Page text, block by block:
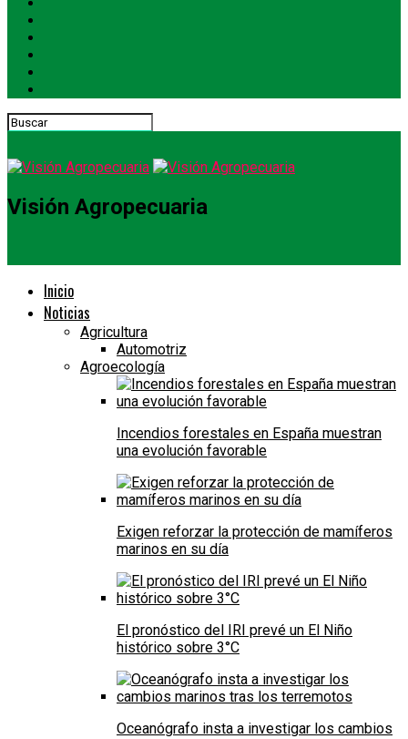
Visión Agropecuaria
Inicio
Noticias
Agricultura
Automotriz
Agroecología
Incendios forestales en España muestran
una evolución favorable
Exigen reforzar la protección de mamíferos
marinos en su día
El pronóstico del IRI prevé un El Niño
histórico sobre 3°C
Oceanógrafo insta a investigar los cambios